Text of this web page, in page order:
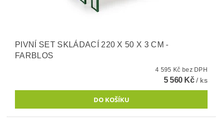
PIVNÍ SET SKLÁDACÍ 220 X 50 X 3 CM -
FARBLOS
4 595 Kč bez DPH
5 560 Kč/ ks